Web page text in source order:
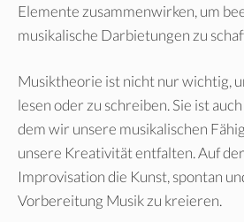
Elemente zusammenwirken, um
musikalische Darbietungen zu
Musiktheorie ist nicht nur wichtig,
lesen oder zu schreiben. Sie ist
dem wir unsere musikalischen
unsere Kreativität entfalten. Auf
Improvisation die Kunst, spontan
Vorbereitung Musik zu kreieren.